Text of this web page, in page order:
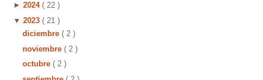
► 2024 ( 22 )
▼ 2023 ( 21 )
diciembre ( 2 )
noviembre ( 2 )
octubre ( 2 )